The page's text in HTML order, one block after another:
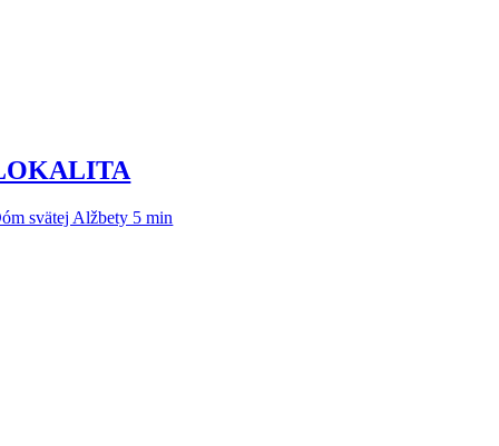
svätej Alžbety 5 min